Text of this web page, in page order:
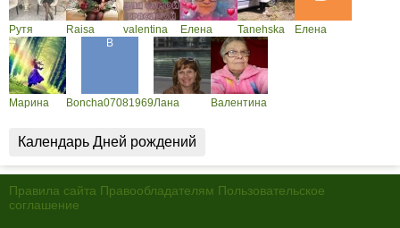
Рутя Raisa valentina Елена Tanehska Елена
Марина Boncha07081969Лана Валентина
Календарь Дней рождений
Правила сайта Правообладателям Пользовательское
соглашение